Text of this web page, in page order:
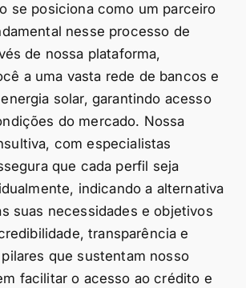
se posiciona como um parceiro
nesse processo de
de nossa plataforma,
a uma vasta rede de bancos e
solar, garantindo acesso
do mercado. Nossa
com especialistas
que cada perfil seja
indicando a alternativa
suas necessidades e objetivos
transparência e
que sustentam nosso
facilitar o acesso ao crédito e